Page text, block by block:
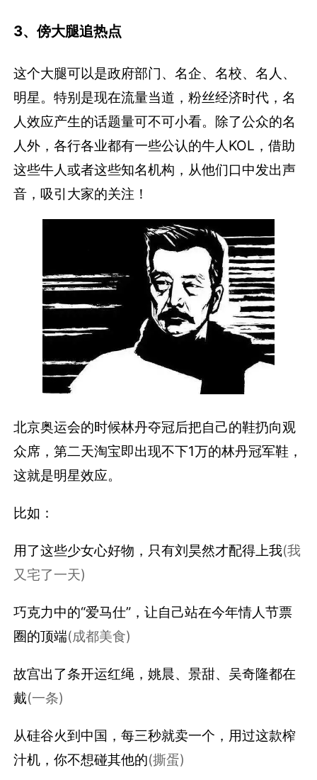
3、傍大腿追热点
这个大腿可以是政府部门、名企、名校、名人、
明星。特别是现在流量当道，粉丝经济时代，名
人效应产生的话题量可不可小看。除了公众的名
人外，各行各业都有一些公认的牛人KOL，借助
这些牛人或者这些知名机构，从他们口中发出声
音，吸引大家的关注！
北京奥运会的时候林丹夺冠后把自己的鞋扔向观
众席，第二天淘宝即出现不下1万的林丹冠军鞋，
这就是明星效应。
比如：
用了这些少女心好物，只有刘昊然才配得上我(我
又宅了一天)
巧克力中的“爱马仕”，让自己站在今年情人节票
圈的顶端(成都美食)
故宫出了条开运红绳，姚晨、景甜、吴奇隆都在
戴(一条)
从硅谷火到中国，每三秒就卖一个，用过这款榨
汁机，你不想碰其他的(撕蛋)